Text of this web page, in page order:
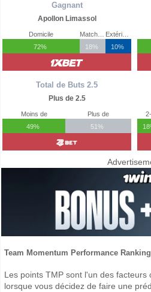
Gagnant
Apollon Limassol
Domicile
72%
18%
10%
Total de Buts 2.5
Plus de 2.5
Moins de
49%
Plus de
51%
Team Momentum Performance Ranking
Les points TMP sont l'un des facteurs
lorsque vous décidez de faire une